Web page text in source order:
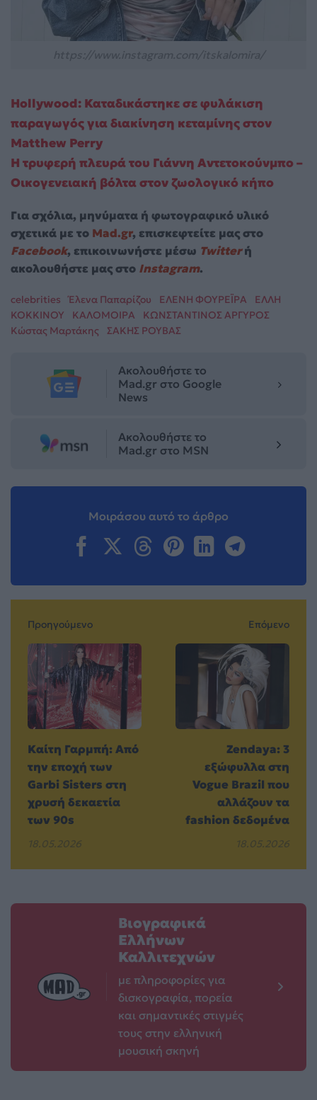
Hollywood: Καταδικάστηκε σε φυλάκιση
παραγωγός για διακίνηση κεταμίνης στον
Matthew Perry
Η τρυφερή πλευρά του Γιάννη Αντετοκούνμπο –
Οικογενειακή βόλτα στον ζωολογικό κήπο
Για σχόλια, μηνύματα ή φωτογραφικό υλικό
σχετικά με το Mad.gr, επισκεφτείτε μας στο
Facebook, επικοινωνήστε μέσω Twitterή
ακολουθήστε μας στο Instagram.
celebrities Έλενα Παπαρίζου ΕΛΕΝΗ ΦΟΥΡΕΪΡΑ
ΕΛΛΗ
ΚΟΚΚΙΝΟΥ
ΚΑΛΟΜΟΙΡΑ
ΚΩΝΣΤΑΝΤΙΝΟΣ ΑΡΓΥΡΟΣ
Κώστας Μαρτάκης
ΣΑΚΗΣ ΡΟΥΒΑΣ
Ακολουθήστε το
Mad.gr στο Google
News
Ακολουθήστε το
Mad.gr στο MSN
Μοιράσου αυτό το άρθρο
Προηγούμενο
Καίτη Γαρμπή: Από
την εποχή των
Garbi Sisters στη
χρυσή δεκαετία
των 90s
18.05.2026
Επόμενο
Zendaya: 3
εξώφυλλα στη
Vogue Brazil που
αλλάζουν τα
fashion δεδομένα
18.05.2026
Βιογραφικά
Ελλήνων
Καλλιτεχνών
με πληροφορίες για
δισκογραφία, πορεία
και σημαντικές στιγμές
τους στην ελληνική
μουσική σκηνή